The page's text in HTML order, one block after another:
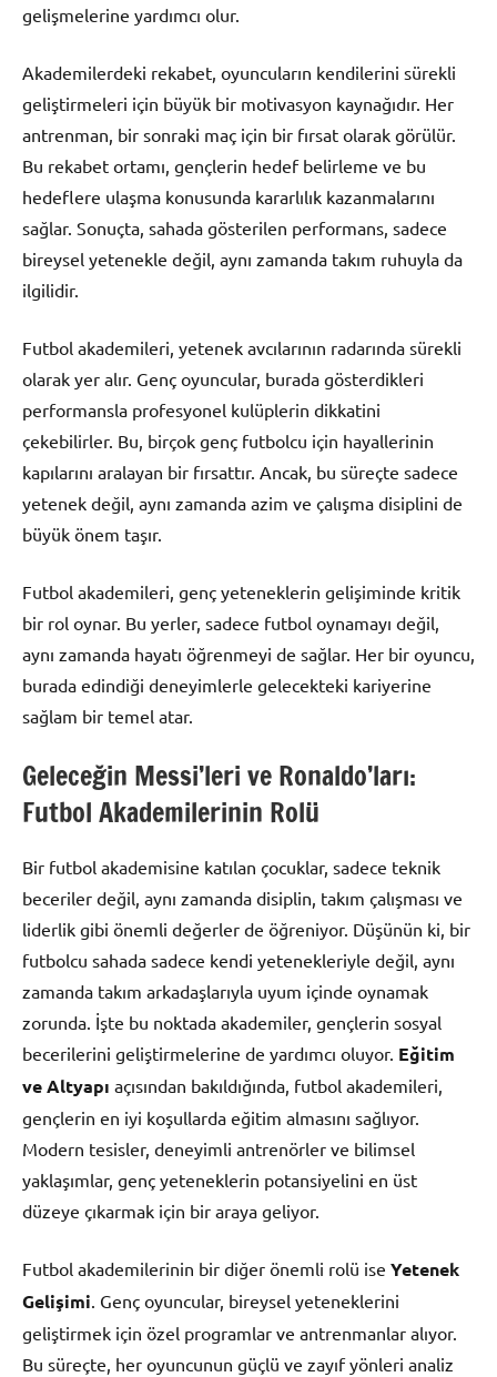
gelişmelerine yardımcı olur.
Akademilerdeki rekabet, oyuncuların kendilerini sürekli
geliştirmeleri için büyük bir motivasyon kaynağıdır. Her
antrenman, bir sonraki maç için bir fırsat olarak görülür.
Bu rekabet ortamı, gençlerin hedef belirleme ve bu
hedeflere ulaşma konusunda kararlılık kazanmalarını
sağlar. Sonuçta, sahada gösterilen performans, sadece
bireysel yetenekle değil, aynı zamanda takım ruhuyla da
ilgilidir.
Futbol akademileri, yetenek avcılarının radarında sürekli
olarak yer alır. Genç oyuncular, burada gösterdikleri
performansla profesyonel kulüplerin dikkatini
çekebilirler. Bu, birçok genç futbolcu için hayallerinin
kapılarını aralayan bir fırsattır. Ancak, bu süreçte sadece
yetenek değil, aynı zamanda azim ve çalışma disiplini de
büyük önem taşır.
Futbol akademileri, genç yeteneklerin gelişiminde kritik
bir rol oynar. Bu yerler, sadece futbol oynamayı değil,
aynı zamanda hayatı öğrenmeyi de sağlar. Her bir oyuncu,
burada edindiği deneyimlerle gelecekteki kariyerine
sağlam bir temel atar.
Geleceğin Messi’leri ve Ronaldo’ları:
Futbol Akademilerinin Rolü
Bir futbol akademisine katılan çocuklar, sadece teknik
beceriler değil, aynı zamanda disiplin, takım çalışması ve
liderlik gibi önemli değerler de öğreniyor. Düşünün ki, bir
futbolcu sahada sadece kendi yetenekleriyle değil, aynı
zamanda takım arkadaşlarıyla uyum içinde oynamak
zorunda. İşte bu noktada akademiler, gençlerin sosyal
becerilerini geliştirmelerine de yardımcı oluyor. Eğitim
ve Altyapı açısından bakıldığında, futbol akademileri,
gençlerin en iyi koşullarda eğitim almasını sağlıyor.
Modern tesisler, deneyimli antrenörler ve bilimsel
yaklaşımlar, genç yeteneklerin potansiyelini en üst
düzeye çıkarmak için bir araya geliyor.
Futbol akademilerinin bir diğer önemli rolü ise Yetenek
Gelişimi . Genç oyuncular, bireysel yeteneklerini
geliştirmek için özel programlar ve antrenmanlar alıyor.
Bu süreçte, her oyuncunun güçlü ve zayıf yönleri analiz